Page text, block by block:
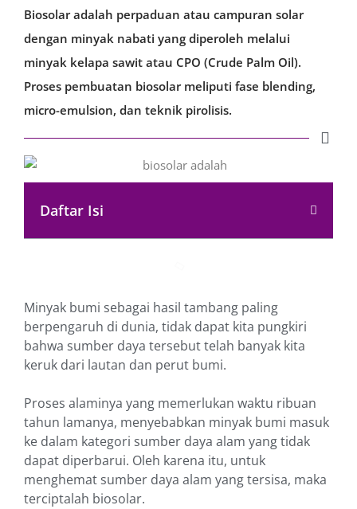
Biosolar adalah perpaduan atau campuran solar
dengan minyak nabati yang diperoleh melalui
minyak kelapa sawit atau CPO (Crude Palm Oil).
Proses pembuatan biosolar meliputi fase blending,
micro-emulsion, dan teknik pirolisis.
Daftar Isi
Minyak bumi sebagai hasil tambang paling
berpengaruh di dunia, tidak dapat kita pungkiri
bahwa sumber daya tersebuttelah banyak kita
keruk dari lautan dan perut bumi.
Proses alaminya yang memerlukan waktu ribuan
tahun lamanya, menyebabkan minyak bumi masuk
ke dalam kategori sumber daya alam yang tidak
dapat diperbarui. Oleh karena itu, untuk
menghemat sumber daya alam yang tersisa, maka
terciptalah biosolar.